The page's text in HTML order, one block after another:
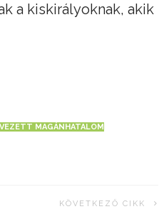
a kiskirályoknak, akik
MAGÁNHATALOM
KÖVETKEZŐ CIKK